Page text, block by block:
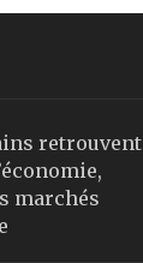
retrouvent
marchés